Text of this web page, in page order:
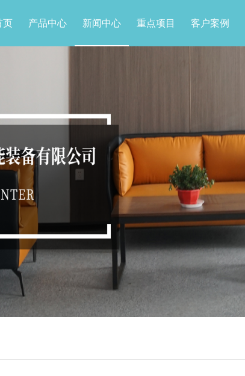
页 产品中心 新闻中心 重点项目 客户案例